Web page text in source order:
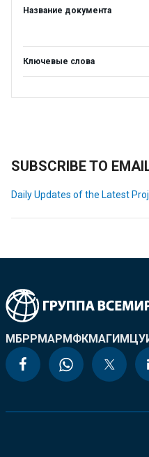
Название документа
Ключевые слова
SUBSCRIBE TO
Daily Updates of the Latest
МБРРМАРМФКМАГИ